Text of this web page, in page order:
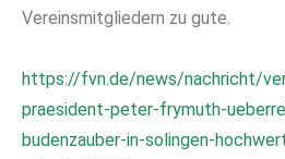
Vereinsmitgliedern zu gute.
https://fvn.de/news/nachricht/
praesident-peter-frymuth-
budenzauber-in-solingen-